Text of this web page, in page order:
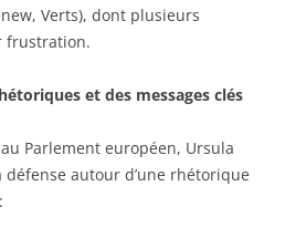
Verts), dont plusieurs
frustration.
et des messages clés
Parlement européen, Ursula
autour d’une rhétorique